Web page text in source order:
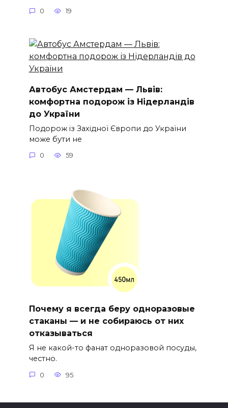
0 19
Автобус Амстердам — Львів:
комфортна подорож із Нідерландів
до України
Подорож із Західної Європи до України
може бути не
0 59
Почему я всегда беру одноразовые
стаканы — и не собираюсь от них
отказываться
Я не какой-то фанат одноразовой посуды,
честно.
0 95